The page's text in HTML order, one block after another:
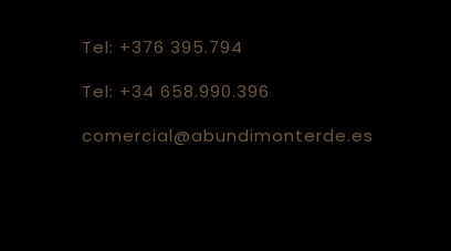
Tel: +376 395.794
Tel: +34 658.990.396
comercial@abundimonterde.es